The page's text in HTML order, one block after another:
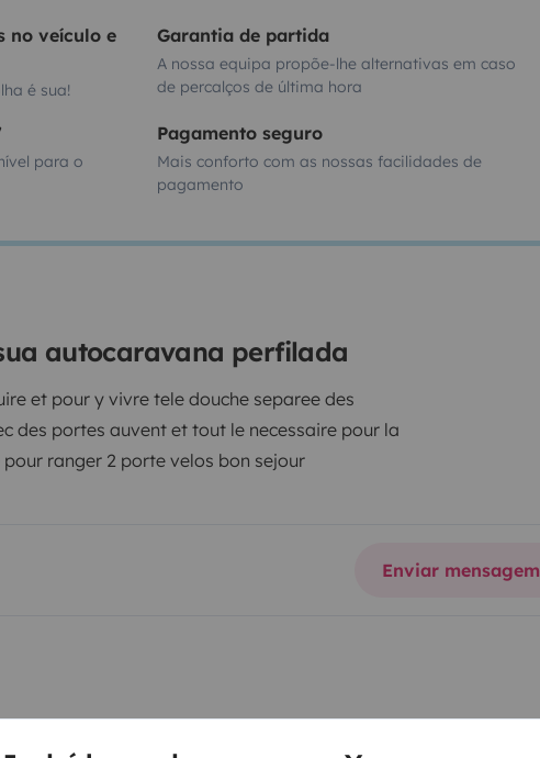
no veículo e
é sua!
Garantia de partida
A nossa equipa propõe-lhe alternativas em caso
de percalços de última hora
para o
Pagamento seguro
Mais conforto com as nossas facilidades de
pagamento
autocaravana perfilada
tele douche separee des
des portes auvent et tout le necessaire pour la
cuisine une grande soute traversante pour ranger 2 porte velos bon sejour
Enviar mensagem